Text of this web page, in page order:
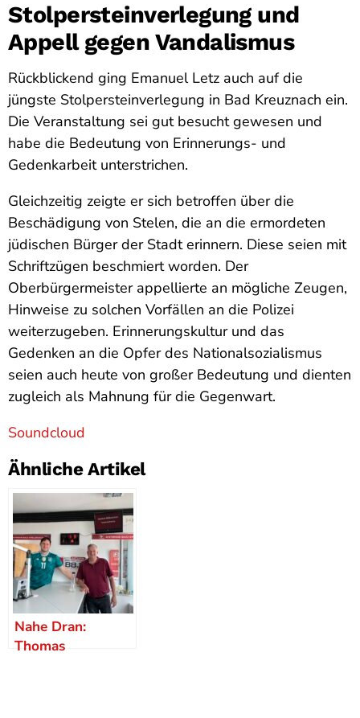
Stolpersteinverlegung und
Appell gegen Vandalismus
Rückblickend ging Emanuel Letz auch auf die
jüngste Stolpersteinverlegung in Bad Kreuznach ein.
Die Veranstaltung sei gut besucht gewesen und
habe die Bedeutung von Erinnerungs- und
Gedenkarbeit unterstrichen.
Gleichzeitig zeigte er sich betroffen über die
Beschädigung von Stelen, die an die ermordeten
jüdischen Bürger der Stadt erinnern. Diese seien mit
Schriftzügen beschmiert worden. Der
Oberbürgermeister appellierte an mögliche Zeugen,
Hinweise zu solchen Vorfällen an die Polizei
weiterzugeben. Erinnerungskultur und das
Gedenken an die Opfer des Nationalsozialismus
seien auch heute von großer Bedeutung und dienten
zugleich als Mahnung für die Gegenwart.
Soundcloud
Ähnliche Artikel
Nahe Dran:
Thomas